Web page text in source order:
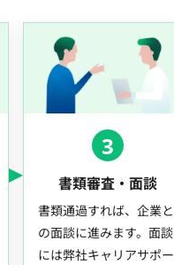
3
書類審査・面談
書類通過すれば、企業と
の面談に進みます。面談
には弊社キャリアサポー